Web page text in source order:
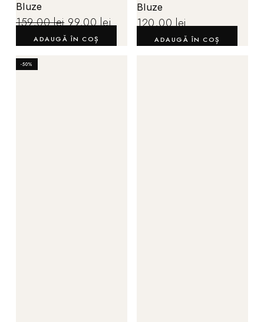
Bluze
159,00lei 99,00lei
ADAUGĂ ÎN COȘ
Bluze
120,00lei
ADAUGĂ ÎN COȘ
-50%